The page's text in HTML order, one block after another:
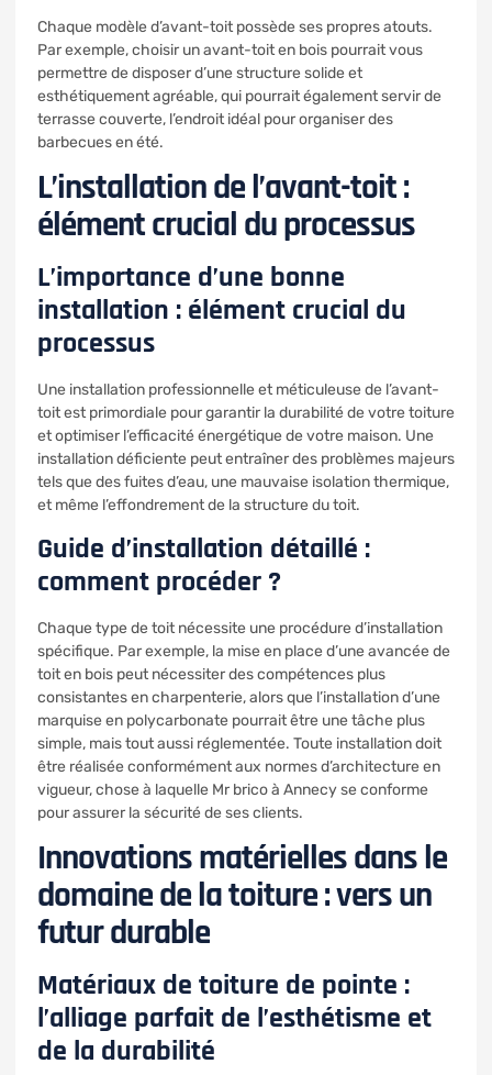
Chaque modèle d’avant-toit possède ses propres atouts.
Par exemple, choisir un avant-toit en bois pourrait vous
permettre de disposer d’une structure solide et
esthétiquement agréable, qui pourrait également servir de
terrasse couverte, l’endroit idéal pour organiser des
barbecues en été.
L’installation de l’avant-toit :
élément crucial du processus
L’importance d’une bonne
installation : élément crucial du
processus
Une installation professionnelle et méticuleuse de l’avant-
toit est primordiale pour garantir la durabilité de votre toiture
et optimiser l’efficacité énergétique de votre maison. Une
installation déficiente peut entraîner des problèmes majeurs
tels que des fuites d’eau, une mauvaise isolation thermique,
et même l’effondrement de la structure du toit.
Guide d’installation détaillé :
comment procéder ?
Chaque type de toit nécessite une procédure d’installation
spécifique. Par exemple, la mise en place d’une avancée de
toit en bois peut nécessiter des compétences plus
consistantes en charpenterie, alors que l’installation d’une
marquise en polycarbonate pourrait être une tâche plus
simple, mais tout aussi réglementée. Toute installation doit
être réalisée conformément aux normes d’architecture en
vigueur, chose à laquelle Mr brico à Annecy se conforme
pour assurer la sécurité de ses clients.
Innovations matérielles dans le
domaine de la toiture : vers un
futur durable
Matériaux de toiture de pointe :
l’alliage parfait de l’esthétisme et
de la durabilité